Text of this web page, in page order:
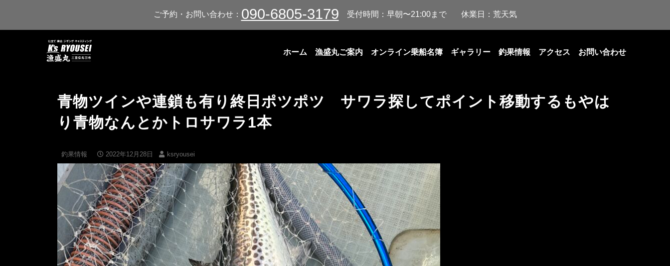
ご予約・お問い合わせ： 090-6805-3179 受付時間：早朝〜21:00まで 休業日：荒天気
ホーム 漁盛丸ご案内 オンライン乗船名簿 ギャラリー 釣果情報 アクセス お問い合わせ
青物ツインや連鎖も有り終日ポツポツ サワラ探してポイント移動するもやは
り青物なんとかトロサワラ1本
釣果情報 2022年12月28日 ksryousei